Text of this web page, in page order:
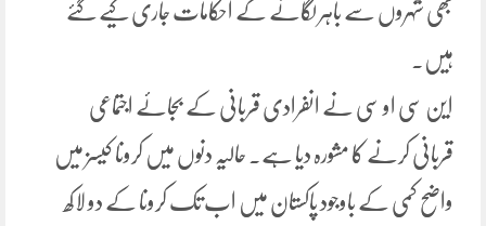
بھی شہروں سے باہر لگانے کے احکامات جاری کیے گئے
ہیں۔
این سی او سی نے انفرادی قربانی کے بجائے اجتماعی
قربانی کرنے کا مشورہ دیا ہے۔ حالیہ دنوں میں کرونا کیسز میں
واضح کمی کے باوجود پاکستان میں اب تک کرونا کے دو لاکھ